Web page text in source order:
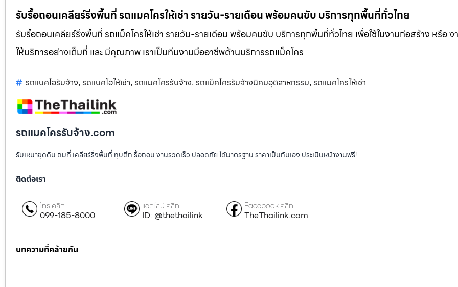
รับรื้อถอนเคลียร์ริ่งพื้นที่ รถแมคโครให้เช่า รายวัน-รายเดือน พร้อมคนขับ บริการทุกพื้นที่ทั่วไทย
รับรื้อถอนเคลียร์ริ่งพื้นที่ รถแม็คโครให้เช่า รายวัน-รายเดือน พร้อมคนขับ บริการทุกพื้นที่ทั่วไทย เพื่อใช้ในงานก่อสร้าง หรือ
ให้บริการอย่างเต็มที่ และ มีคุณภาพ เราเป็นทีมงานมืออาชีพด้านบริการรถแม็คโคร
รถแบคโฮรับจ้าง, รถแบคโฮให้เช่า, รถแมคโครรับจ้าง, รถแม็คโครรับจ้างนิคมอุตสาหกรรม, รถแมคโครให้เช่า
รถแมคโครรับจ้าง.com
รับเหมาขุดดิน ถมที่ เคลียร์ริ่งพื้นที่ ทุบตึก รื้อถอน งานรวดเร็ว ปลอดภัย ได้มาตรฐาน ราคาเป็นกันเอง ประเมินหน้างานฟรี!
ติดต่อเรา
โทร คลิก
099-185-8000
แอดไลน์ คลิก
ID: @thethailink
Facebook คลิก
TheThailink.com
บทความที่คล้ายกัน